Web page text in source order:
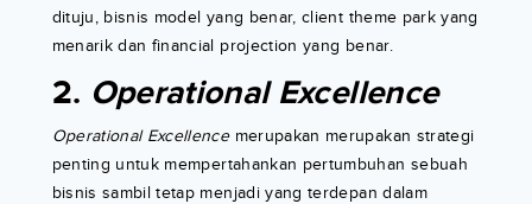
dituju, bisnis model yang benar, client theme park yang
menarik dan financial projection yang benar.
2. Operational Excellence
Operational Excellencemerupakan merupakan strategi
penting untuk mempertahankan pertumbuhan sebuah
bisnis sambil tetap menjadi yang terdepan dalam